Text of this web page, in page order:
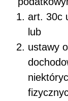
art. 30c
lub
ustawy